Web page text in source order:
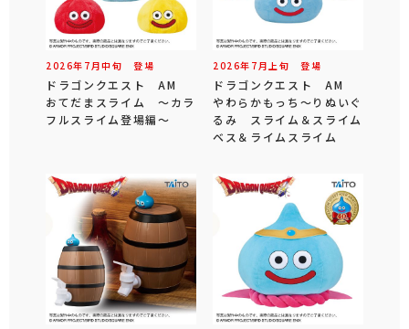
2026年 7 月中旬 登場
ドラゴンクエスト AM
おてだまスライム ～カラ
フルスライム登場編～
2026年 7 月 上旬 登場
ドラゴンクエスト AM
やわらかもっち～りぬいぐ
るみ スライム＆スライム
ベス＆ライムスライム